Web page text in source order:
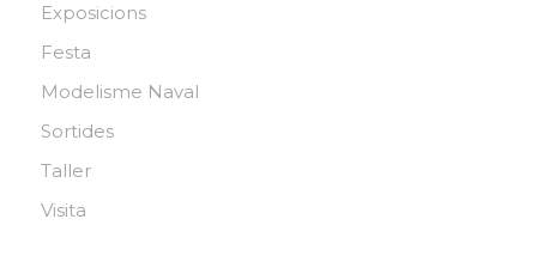
Exposicions
Festa
Modelisme Naval
Sortides
Taller
Visita